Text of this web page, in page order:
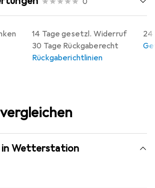
14 Tage gesetzl. Widerruf
30 Tage Rückgaberecht
Rückgaberichtlinien
24
in Wetterstation